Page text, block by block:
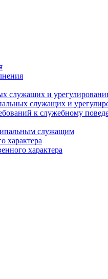
служащих и
служащих и
к служебному
служащим
характера
характера